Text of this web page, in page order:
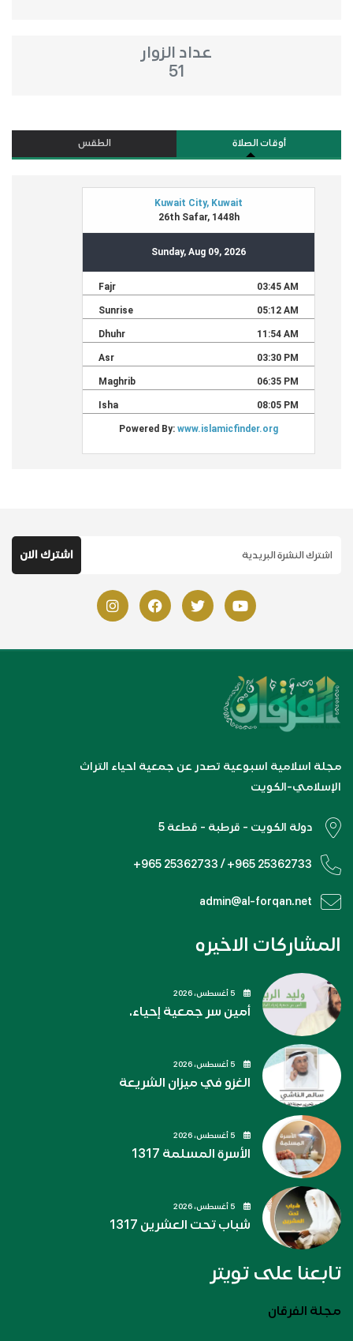
عداد الزوار
51
أوقات الصلاة الطقس
مجلة اسلامية اسبوعية تصدر عن جمعية احياء التراث
الإسلامي-الكويت
دولة الكويت - قرطبة - قطعة 5
+965 25362733 / +965 25362733
admin@al-forqan.net
المشاركات الاخيره
أمين سر جمعية إحياء.
الغزو في ميزان الشريعة
الأسرة المسلمة 1317
شباب تحت العشرين 1317
تابعنا على تويتر
مجلة الفرقان